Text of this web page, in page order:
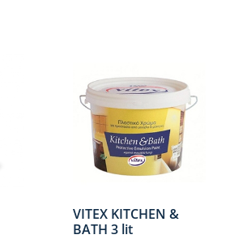
VITEX KITCHEN &
BATH 3 lit